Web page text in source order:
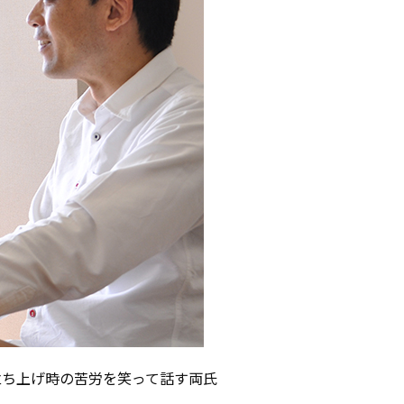
上げ時の苦労を笑って話す両氏